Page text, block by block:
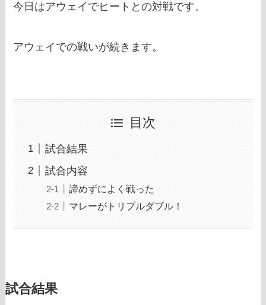
今日はアウェイでヒートとの対戦です。
アウェイでの戦いが続きます。
目次
試合結果
試合内容
諦めずによく戦った
マレーがトリプルダブル！
試合結果